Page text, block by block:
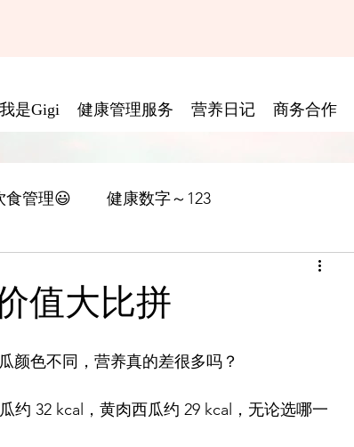
我是Gigi 健康管理服务 营养日记 商务合作
食管理😃 健康数字～123
值大比拼
颜色不同，营养真的差很多吗？
约 32 kcal，黄肉西瓜约 29 kcal，无论选哪一